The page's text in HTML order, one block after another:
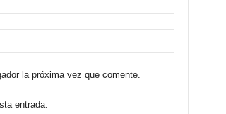
la próxima vez que comente.
entrada.